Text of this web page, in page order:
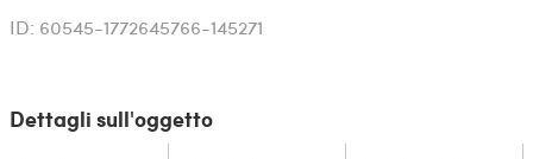
ID: 60545-1772645766-145271
Dettagli sull'oggetto